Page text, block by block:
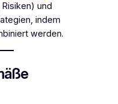
und
indem
werden.